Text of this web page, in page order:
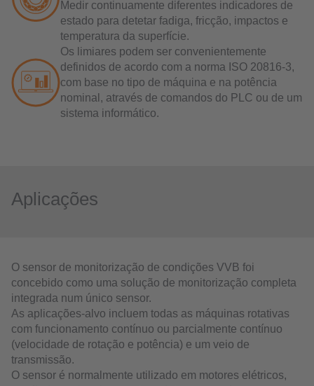
Medir continuamente diferentes indicadores de
estado para detetar fadiga, fricção, impactos e
temperatura da superfície.
Os limiares podem ser convenientemente
definidos de acordo com a norma ISO 20816-3,
com base no tipo de máquina e na potência
nominal, através de comandos do PLC ou de um
sistema informático.
Aplicações
O sensor de monitorização de condições VVB foi
concebido como uma solução de monitorização completa
integrada num único sensor.
As aplicações-alvo incluem todas as máquinas rotativas
com funcionamento contínuo ou parcialmente contínuo
(velocidade de rotação e potência) e um veio de
transmissão.
O sensor é normalmente utilizado em motores elétricos,